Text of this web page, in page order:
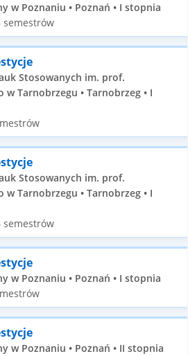
w Poznaniu • Poznań • I stopnia
semestrów
Stosowanych im. prof.
w Tarnobrzegu • Tarnobrzeg • I
Stosowanych im. prof.
w Tarnobrzegu • Tarnobrzeg • I
semestrów
w Poznaniu • Poznań • I stopnia
w Poznaniu • Poznań • II stopnia